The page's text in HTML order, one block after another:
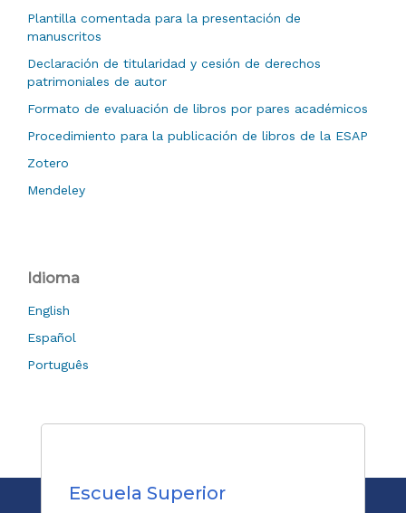
Plantilla comentada para la presentación de
manuscritos
Declaración de titularidad y cesión de derechos
patrimoniales de autor
Formato de evaluación de libros por pares académicos
Procedimiento para la publicación de libros de la ESAP
Zotero
Mendeley
Idioma
English
Español
Português
Escuela Superior